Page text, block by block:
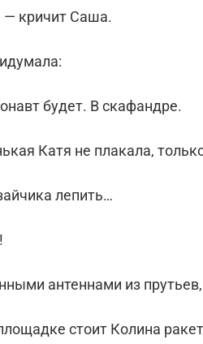
— кричит Саша.
будет. В скафандре.
Катя не плакала,
лепить…
антеннами из
стоит Колина